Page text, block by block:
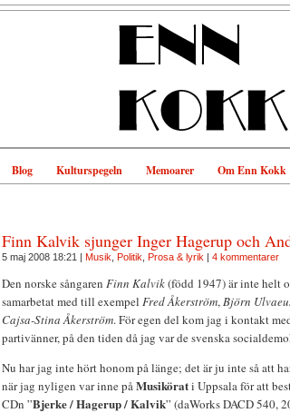
Blog Kulturspegeln Memoarer Om Enn Kokk
Finn Kalvik sjunger Inger Hagerup och
5 maj 2008 18:21 | Musik Politik Prosa & lyrik | 4 kommentarer
Den norske sångaren Finn Kalvik(född 1947) är inte helt
samarbetat med till exempel Fred Åkerström,Björn
Cajsa-Stina Åkerström. För egen del kom jag i kontakt
partivänner, på den tiden då jag var de svenska
Nu har jag inte hört honom på länge; det är ju inte så att
när jag nyligen var inne påMusikörati Uppsala för att
CDn ”Bjerke / Hagerup / Kalvik” (daWorks DACD 540,